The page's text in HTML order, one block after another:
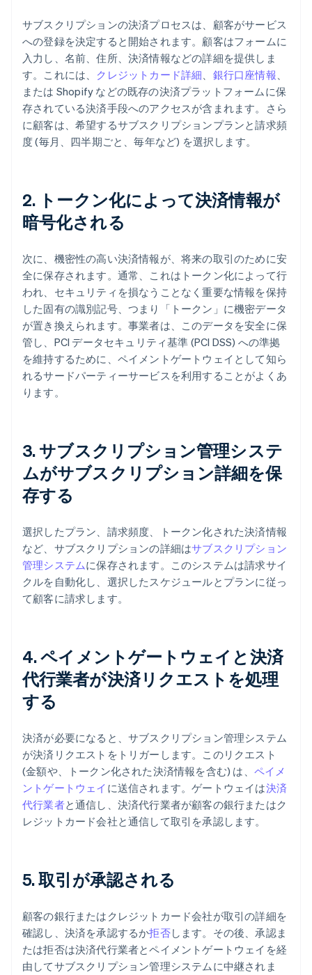
サブスクリプションの決済プロセスは、顧客がサービス
への登録を決定すると開始されます。顧客はフォームに
入力し、名前、住所、決済情報などの詳細を提供しま
す。これには、 クレジットカード詳細、 銀行口座情報、
または Shopify などの既存の決済プラットフォームに保
存されている決済手段へのアクセスが含まれます。さら
に顧客は、希望するサブスクリプションプランと請求頻
度 (毎月、四半期ごと、毎年など) を選択します。
2. トークン化によって決済情報が
暗号化される
次に、機密性の高い決済情報が、将来の取引のために安
全に保存されます。通常、これはトークン化によって行
われ、セキュリティを損なうことなく重要な情報を保持
した固有の識別記号、つまり「トークン」に機密データ
が置き換えられます。事業者は、このデータを安全に保
管し、PCI データセキュリティ基準 (PCI DSS) への準拠
を維持するために、ペイメントゲートウェイとして知ら
れるサードパーティーサービスを利用することがよくあ
ります。
3. サブスクリプション管理システ
ムがサブスクリプション詳細を保
存する
選択したプラン、請求頻度、トークン化された決済情報
など、サブスクリプションの詳細はサブスクリプション
管理システムに保存されます。このシステムは請求サイ
クルを自動化し、選択したスケジュールとプランに従っ
て顧客に請求します。
4. ペイメントゲートウェイと決済
代行業者が決済リクエストを処理
する
決済が必要になると、サブスクリプション管理システム
が決済リクエストをトリガーします。このリクエスト
(金額や、トークン化された決済情報を含む) は、 ペイメ
ントゲートウェイ に送信されます。ゲートウェイは決済
代行業者と通信し、決済代行業者が顧客の銀行またはク
レジットカード会社と通信して取引を承認します。
5. 取引が承認される
顧客の銀行またはクレジットカード会社が取引の詳細を
確認し、決済を承認するか拒否します。その後、承認ま
たは拒否は決済代行業者とペイメントゲートウェイを経
由してサブスクリプション管理システムに中継されま